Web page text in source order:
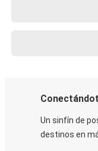
Un sinfín de
destinos en